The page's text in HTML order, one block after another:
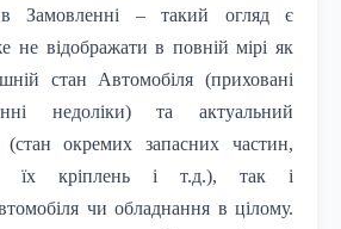
в Замовленні – такий огляд є
не відображати в повній мірі як
стан Автомобіля (приховані
недоліки) та актуальний
(стан окремих запасних частин,
їх кріплень і т.д.), так і
чи обладнання в цілому.